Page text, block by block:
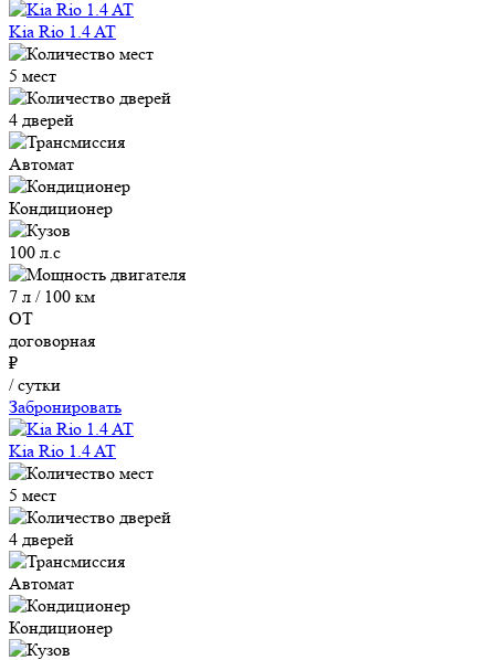
Kia Rio 1.4 AT
5 мест
4 дверей
Автомат
Кондиционер
100 л.с
7 л / 100 км
ОТ
договорная
₽
/ сутки
Забронировать
Kia Rio 1.4 AT
5 мест
4 дверей
Автомат
Кондиционер